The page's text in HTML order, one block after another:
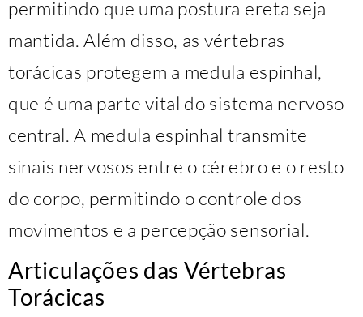
permitindo que uma postura ereta seja
mantida. Além disso, as vértebras
torácicas protegem a medula espinhal,
que é uma parte vital do sistema nervoso
central. A medula espinhal transmite
sinais nervosos entre o cérebro e o resto
do corpo, permitindo o controle dos
movimentos e a percepção sensorial.
Articulações das Vértebras
Torácicas